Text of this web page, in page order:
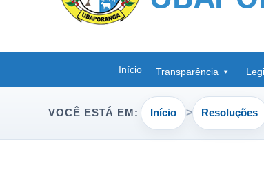
Início Transparência
VOCÊ ESTÁ EM: Início Resoluções